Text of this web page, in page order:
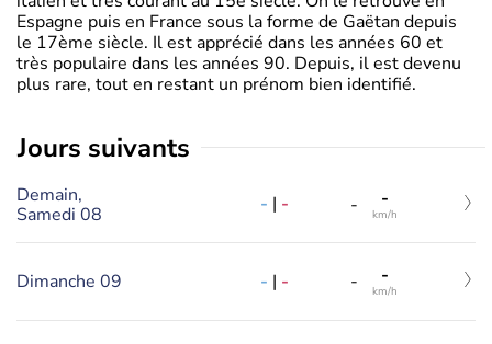
Espagne puis en France sous la forme de Gaëtan depuis
le 17ème siècle. Il est apprécié dans les années 60 et
très populaire dans les années 90. Depuis, il est devenu
plus rare, tout en restant un prénom bien identifié.
jours suivants
Demain,
Samedi 08
- | - - -
km/h
Dimanche 09 - | - - -
km/h